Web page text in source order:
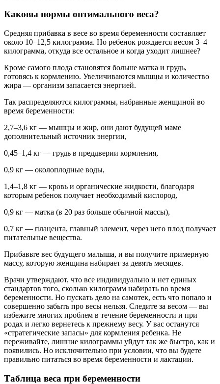
Каковы нормы оптимального веса?
Средняя прибавка в весе во время беременности составляет
около 10–12,5 килограмма. Но ребенок рождается весом 3–4
килограмма, откуда все остальное и когда уходит лишнее?
Кроме самого плода становятся больше матка и грудь,
готовясь к кормлению. Увеличиваются мышцы и количество
жира — организм запасается энергией.
Так распределяются килограммы, набранные женщиной во
время беременности:
2,7–3,6 кг — мышцы и жир, они дают будущей маме
дополнительный источник энергии,
0,45–1,4 кг — грудь в преддверии кормления,
0,9 кг — околоплодные воды,
1,4–1,8 кг — кровь и органические жидкости, благодаря
которым ребенок получает необходимый кислород,
0,9 кг — матка (в 20 раз больше обычной массы),
0,7 кг — плацента, главный элемент, через него плод получает
питательные вещества.
Прибавьте вес будущего малыша, и вы получите примерную
массу, которую женщина набирает за девять месяцев.
Врачи утверждают, что все индивидуально и нет единых
стандартов того, сколько килограмм набирать во время
беременности. Но пускать дело на самотек, есть что попало и
совершенно забыть про весы нельзя. Следите за весом — вы
избежите многих проблем в течение беременности и при
родах и легко вернетесь к прежнему весу. У вас останутся
«стратегические запасы» для кормления ребенка. Не
переживайте, лишние килограммы уйдут так же быстро, как и
появились. Но исключительно при условии, что вы будете
правильно питаться во время беременности и лактации.
Таблица веса при беременности